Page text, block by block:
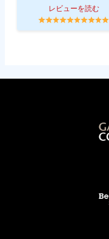
レビューを読む